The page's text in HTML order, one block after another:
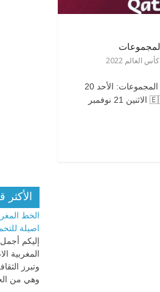
كأس العالم 2022
🔻 برنامج كأس العالم 2022 في دور المجموعات: الأحد 20
نوفمبر 17:00 قطر 🇶🇦 الاكواتور 🇪🇨 الاثنين 21 نوفمبر
الأكثر
الخط
اصيلة
إليكم
المغربية
وتبرز
وهي من